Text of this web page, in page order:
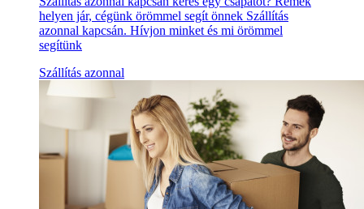
helyen jár, cégünk örömmel segít önnek Szállítás
azonnal kapcsán. Hívjon minket és mi örömmel
segítünk
Szállítás azonnal